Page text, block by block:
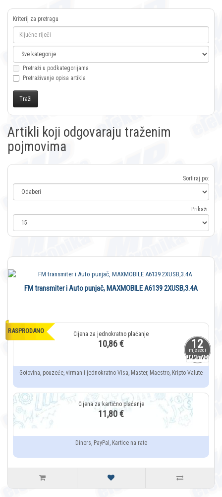
Kriterij za pretragu
Pretraži u podkategorijama
Pretraživanje opisa artikla
Artikli koji odgovaraju traženim
pojmovima
Sortiraj po:
Prikaži:
12
mjeseci
JAMSTVO
RASPRODANO
FM transmiter i Auto punjač, MAXMOBILE A6139 2XUSB,3.4A
10,86 €
Gotovina, pouzeće, virman i jednokratno Visa, Master, Maestro, Kripto Valute
11,80 €
Diners, PayPal, Kartice na rate